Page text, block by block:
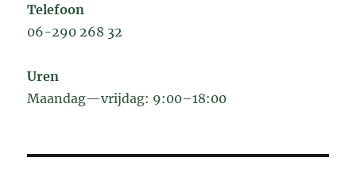
Telefoon
06-290 268 32
Uren
Maandag—vrijdag: 9:00–18:00